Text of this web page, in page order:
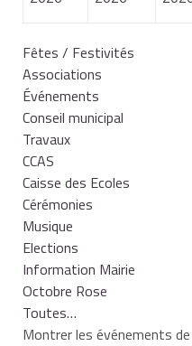
Fêtes / Festivités
Associations
Événements
Conseil municipal
Travaux
CCAS
Caisse des Ecoles
Cérémonies
Musique
Elections
Information Mairie
Octobre Rose
Toutes…
Montrer les événements